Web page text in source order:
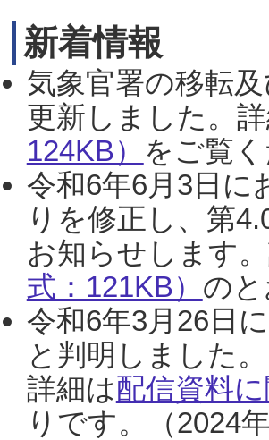
新着情報
気象官署の移転
更新しました。
124KB） をご覧
令和6年6月3日に
りを修正し、第
お知らせします
式：121KB） の
令和6年3月26日
と判明しました
詳細は配信資料
りです。（2024